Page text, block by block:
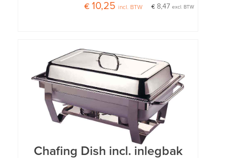
€ 8,47excl. BTW
€ 10,25 incl. BTW
Chafing Dish incl. inlegbak